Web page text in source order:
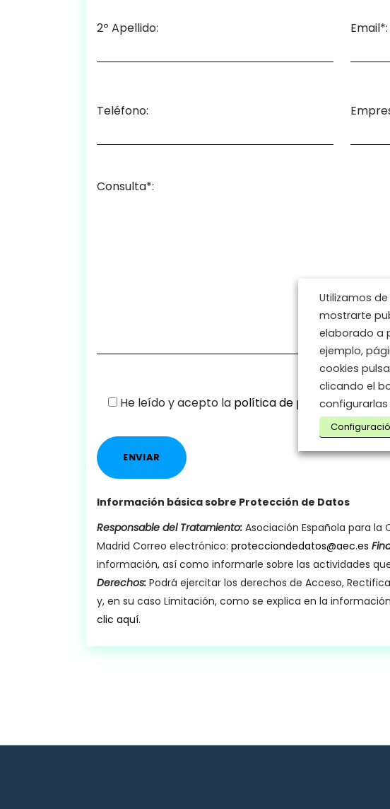
2º Apellido: Email*:
Teléfono:
Consulta*:
He leído y acepto la política de privacidad
Información básica sobre Protección de Datos
Responsable del Tratamiento: Asociación Española para la
Madrid Correo electrónico: protecciondedatos@aec.es
información, así como informarle sobre las actividades
Derechos: Podrá ejercitar los derechos de Acceso,
y, en su caso Limitación, como se explica en la
clic aquí.
Utilizamos
mostrarte
elaborado a
ejemplo,
cookies
clicando el